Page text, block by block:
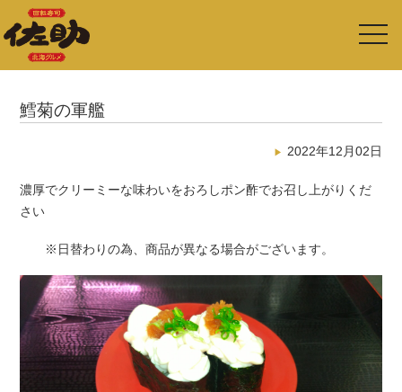
鱈菊の軍艦
2022年12月02日
濃厚でクリーミーな味わいをおろしポン酢でお召し上がりくだ
さい
※日替わりの為、商品が異なる場合がございます。